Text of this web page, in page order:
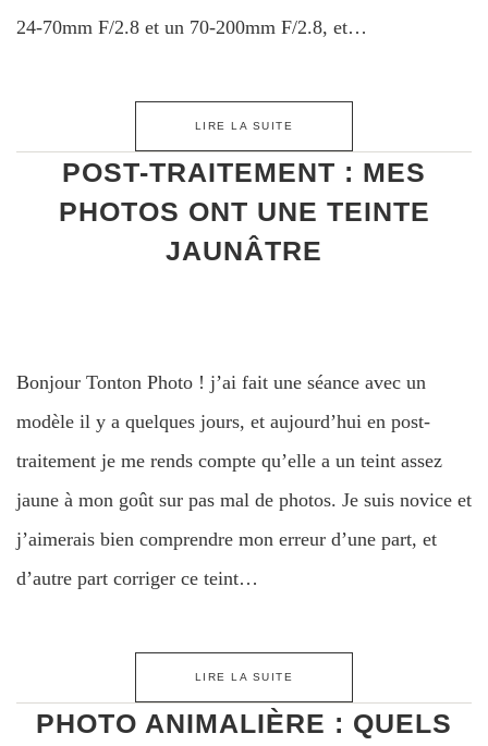
24-70mm F/2.8 et un 70-200mm F/2.8, et…
LIRE LA SUITE
POST-TRAITEMENT : MES
PHOTOS ONT UNE TEINTE
JAUNÂTRE
Bonjour Tonton Photo ! j’ai fait une séance avec un
modèle il y a quelques jours, et aujourd’hui en post-
traitement je me rends compte qu’elle a un teint assez
jaune à mon goût sur pas mal de photos. Je suis novice et
j’aimerais bien comprendre mon erreur d’une part, et
d’autre part corriger ce teint…
LIRE LA SUITE
PHOTO ANIMALIÈRE : QUELS